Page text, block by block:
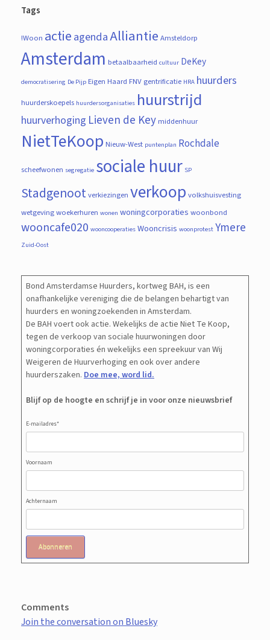
Tags
!Woon actieagendaAlliantie Amsteldorp
Amsterdam betaalbaarheid cultuur DeKey
democratisering De Pijp Eigen Haard FNV gentrificatie HRA huurders
huurderskoepels huurdersorganisaties huurstrijd
huurverhoging Lieven de Key middenhuur
NietTeKoop Nieuw-West puntenplan Rochdale
scheefwonen segregatie sociale huur SP
Stadgenootverkiezingen verkoop volkshuisvesting
wetgevingwoekerhuren wonen woningcorporaties woonbond
wooncafe020 wooncooperaties Wooncrisis woonprotest Ymere
Zuid-Oost
Bond Amsterdamse Huurders, kortweg BAH, is een
onafhankelijke vereniging die de belangen behartigt van
huurders en woningzoekenden in Amsterdam.
De BAH voert ook actie. Wekelijks de actie Niet Te Koop,
tegen de verkoop van sociale huurwoningen door
woningcorporaties én wekelijks een spreekuur van Wij
Weigeren de Huurverhoging en ook over andere
huurderszaken. Doe mee, word lid.
Blijf op de hoogte en schrijf je in voor onze nieuwsbrief
E-mailadres*
Voornaam
Achternaam
Abonneren
Comments
Join the conversation on Bluesky